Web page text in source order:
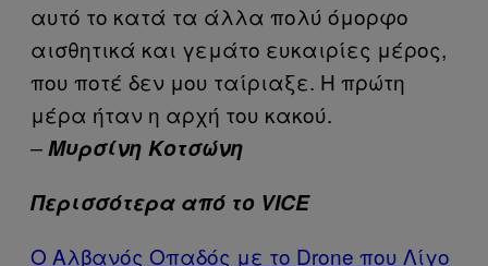
αυτό το κατά τα άλλα πολύ όμορφο
αισθητικά και γεμάτο ευκαιρίες μέρος,
που ποτέ δεν μου ταίριαξε. Η πρώτη
μέρα ήταν η αρχή του κακού.
–Μυρσίνη Κοτσώνη
Περισσότερα από το VICE
Ο Αλβανός Oπαδός με το Drone που Λίγο